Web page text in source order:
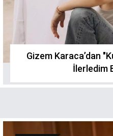
Gizem Karaca’dan
İlerledim